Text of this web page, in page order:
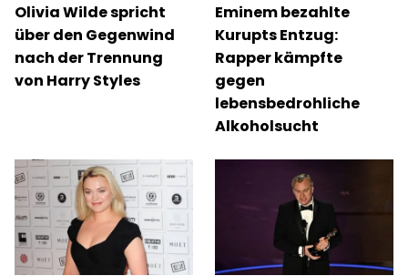
Olivia Wilde spricht
über den Gegenwind
nach der Trennung
von Harry Styles
Eminem bezahlte
Kurupts Entzug:
Rapper kämpfte
gegen
lebensbedrohliche
Alkoholsucht